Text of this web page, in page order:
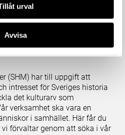
urval
Avvisa
(SHM) har till uppgift att
intresset för Sveriges historia
det kulturarv som
verksamhet ska vara en
i samhället. Här får du
förvaltar genom att söka i vår